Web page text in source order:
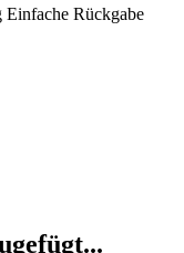
Einfache Rückgabe